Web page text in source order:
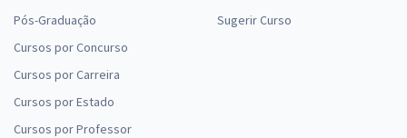
Pós-Graduação
Cursos por Concurso
Cursos por Carreira
Cursos por Estado
Cursos por Professor
Sugerir Curso